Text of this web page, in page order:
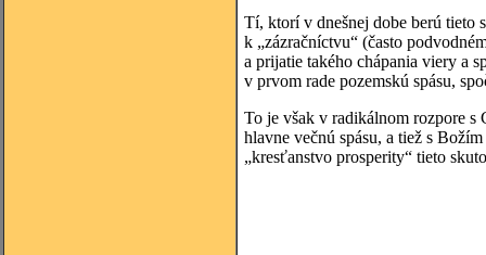
Tí, ktorí v dnešnej dobe berú tieto
k „zázračníctvu“ (často
a prijatie takého chápania viery a
v prvom rade pozemskú spásu,
To je však v radikálnom rozpore s
hlavne večnú spásu, a tiež s
„kresťanstvo prosperity“ tieto